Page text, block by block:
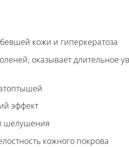
кожи и гиперкератоза
оказывает длительное
эффект
шелушения
кожного покрова